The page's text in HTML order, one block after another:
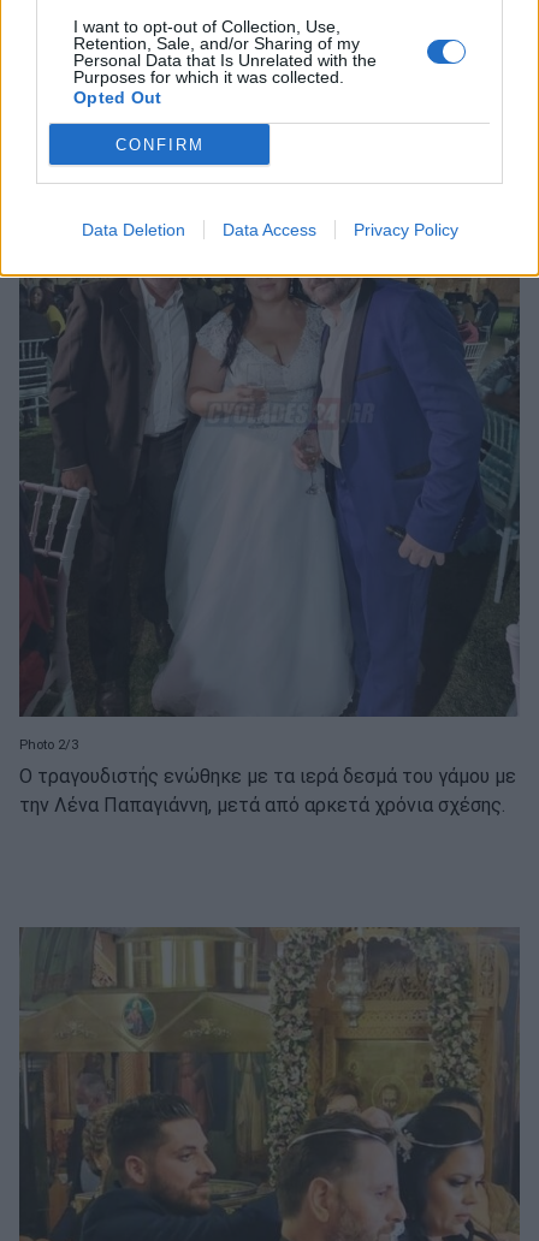
I want to opt-out of Collection, Use,
Retention, Sale, and/or Sharing of my
Personal Data that Is Unrelated with the
Purposes for which it was collected.
Opted Out
CONFIRM
Data Deletion Data Access Privacy Policy
Photo 2/3
Ο τραγουδιστής ενώθηκε με τα ιερά δεσμά του γάμου με
την Λένα Παπαγιάννη, μετά από αρκετά χρόνια σχέσης.